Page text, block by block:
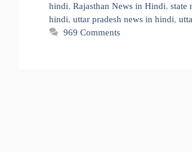
hindi, Rajasthan News in Hindi, state
hindi, uttar pradesh news in hindi,
969 Comments